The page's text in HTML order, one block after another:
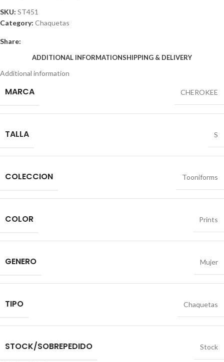
SKU: ST451
Category: Chaquetas
Share:
ADDITIONAL INFORMATIONSHIPPING & DELIVERY
Additional information
MARCA CHEROKEE
TALLA S
COLECCION Tooniforms
COLOR Prints
GENERO Mujer
TIPO Chaquetas
STOCK/SOBREPEDIDO Stock